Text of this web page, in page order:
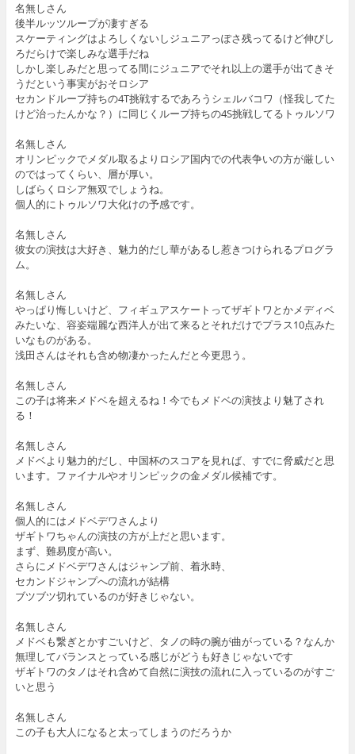
名無しさん
後半ルッツループが凄すぎる
スケーティングはよろしくないしジュニアっぽさ残ってるけど伸びし
ろだらけで楽しみな選手だね
しかし楽しみだと思ってる間にジュニアでそれ以上の選手が出てきそ
うだという事実がおそロシア
セカンドループ持ちの4T挑戦するであろうシェルバコワ（怪我してた
けど治ったんかな？）に同じくループ持ちの4S挑戦してるトゥルソワ
名無しさん
オリンピックでメダル取るよりロシア国内での代表争いの方が厳しい
のではってくらい、層が厚い。
しばらくロシア無双でしょうね。
個人的にトゥルソワ大化けの予感です。
名無しさん
彼女の演技は大好き、魅力的だし華があるし惹きつけられるプログラ
ム。
名無しさん
やっぱり悔しいけど、フィギュアスケートってザギトワとかメディベ
みたいな、容姿端麗な西洋人が出て来るとそれだけでプラス10点みた
いなものがある。
浅田さんはそれも含め物凄かったんだと今更思う。
名無しさん
この子は将来メドベを超えるね！今でもメドベの演技より魅了され
る！
名無しさん
メドベより魅力的だし、中国杯のスコアを見れば、すでに脅威だと思
います。ファイナルやオリンピックの金メダル候補です。
名無しさん
個人的にはメドベデワさんより
ザギトワちゃんの演技の方が上だと思います。
まず、難易度が高い。
さらにメドベデワさんはジャンプ前、着氷時、
セカンドジャンプへの流れが結構
ブツブツ切れているのが好きじゃない。
名無しさん
メドベも繋ぎとかすごいけど、タノの時の腕が曲がっている？なんか
無理してバランスとっている感じがどうも好きじゃないです
ザギトワのタノはそれ含めて自然に演技の流れに入っているのがすご
いと思う
名無しさん
この子も大人になると太ってしまうのだろうか